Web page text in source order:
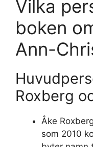
Vilka
boken
Ann-
Roxberg
Åke
som 2010